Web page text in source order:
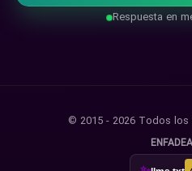
Respuesta en
© 2015 - 2026 Todos
ENFADE